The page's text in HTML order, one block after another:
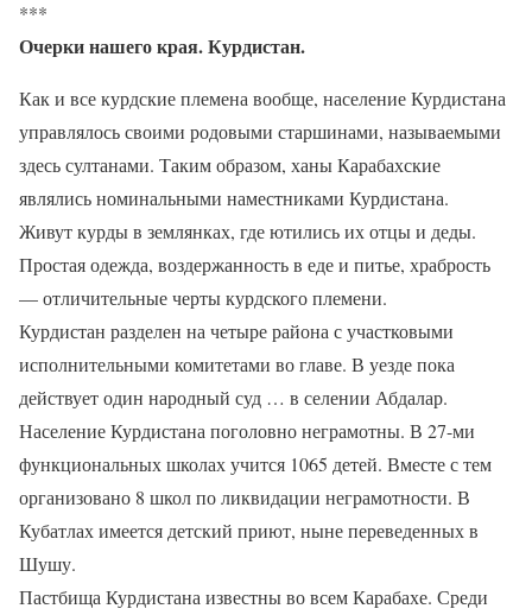
***
Очерки нашего края. Курдистан.
Как и все курдские племена вообще, население Курдистана
управлялось своими родовыми старшинами, называемыми
здесь султанами. Таким образом, ханы Карабахские
являлись номинальными наместниками Курдистана.
Живут курды в землянках, где ютились их отцы и деды.
Простая одежда, воздержанность в еде и питье, храбрость
— отличительные черты курдского племени.
Курдистан разделен на четыре района с участковыми
исполнительными комитетами во главе. В уезде пока
действует один народный суд … в селении Абдалар.
Население Курдистана поголовно неграмотны. В 27-ми
функциональных школах учится 1065 детей. Вместе с тем
организовано 8 школ по ликвидации неграмотности. В
Кубатлах имеется детский приют, ныне переведенных в
Шушу.
Пастбища Курдистана известны во всем Карабахе. Среди